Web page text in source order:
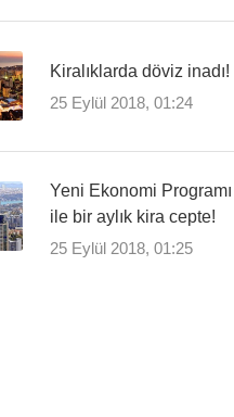
Kiralıklarda döviz inadı!
25 Eylül 2018, 01:24
Yeni Ekonomi Programı
ile bir aylık kira cepte!
25 Eylül 2018, 01:25